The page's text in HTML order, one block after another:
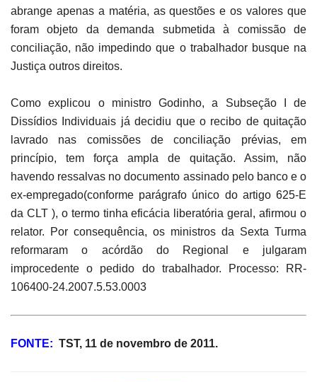
abrange apenas a matéria, as questões e os valores que
foram objeto da demanda submetida à comissão de
conciliação, não impedindo que o trabalhador busque na
Justiça outros direitos.
Como explicou o ministro Godinho, a Subseção I de
Dissídios Individuais já decidiu que o recibo de quitação
lavrado nas comissões de conciliação prévias, em
princípio, tem força ampla de quitação. Assim, não
havendo ressalvas no documento assinado pelo banco e o
ex-empregado(conforme parágrafo único do artigo 625-E
da CLT ), o termo tinha eficácia liberatória geral, afirmou o
relator. Por consequência, os ministros da Sexta Turma
reformaram o acórdão do Regional e julgaram
improcedente o pedido do trabalhador.
Processo: RR-
106400-24.2007.5.53.0003
FONTE: TST, 11 de novembro de 2011.